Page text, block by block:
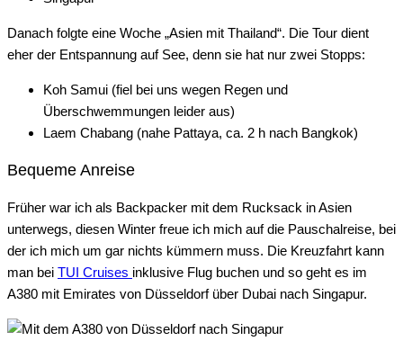
Danach folgte eine Woche „Asien mit Thailand“. Die Tour dient
eher der Entspannung auf See, denn sie hat nur zwei Stopps:
Koh Samui (fiel bei uns wegen Regen und
Überschwemmungen leider aus)
Laem Chabang (nahe Pattaya, ca. 2 h nach Bangkok)
Bequeme Anreise
Früher war ich als Backpacker mit dem Rucksack in Asien
unterwegs, diesen Winter freue ich mich auf die Pauschalreise, bei
der ich mich um gar nichts kümmern muss. Die Kreuzfahrt kann
man bei TUI Cruises inklusive Flug buchen und so geht es im
A380 mit Emirates von Düsseldorf über Dubai nach Singapur.